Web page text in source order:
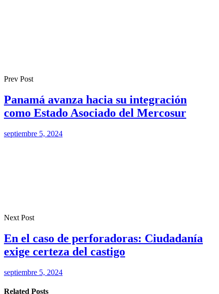
Prev Post
Panamá avanza hacia su integración
como Estado Asociado del Mercosur
septiembre 5, 2024
Next Post
En el caso de perforadoras: Ciudadanía
exige certeza del castigo
septiembre 5, 2024
Related Posts